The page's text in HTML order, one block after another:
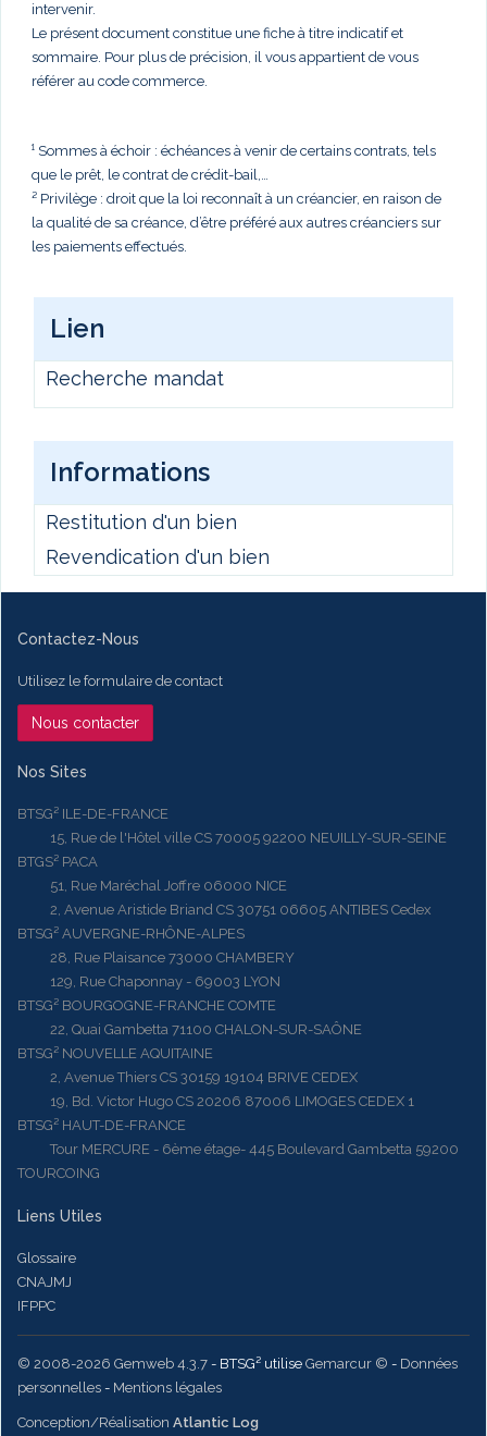
intervenir.
Le présent document constitue une fiche à titre indicatif et
sommaire. Pour plus de précision, il vous appartient de vous
référer au code commerce.
¹ Sommes à échoir : échéances à venir de certains contrats, tels
que le prêt, le contrat de crédit-bail,…
² Privilège : droit que la loi reconnaît à un créancier, en raison de
la qualité de sa créance, d’être préféré aux autres créanciers sur
les paiements effectués.
Lien
Recherche mandat
Informations
Restitution d'un bien
Revendication d'un bien
Contactez-Nous
Utilisez le formulaire de contact
Nous contacter
Nos Sites
BTSG² ILE-DE-FRANCE
15, Rue de l'Hôtel ville CS 70005 92200 NEUILLY-SUR-SEINE
BTGS² PACA
51, Rue Maréchal Joffre 06000 NICE
2, Avenue Aristide Briand CS 30751 06605 ANTIBES Cedex
BTSG² AUVERGNE-RHÔNE-ALPES
28, Rue Plaisance 73000 CHAMBERY
129, Rue Chaponnay - 69003 LYON
BTSG² BOURGOGNE-FRANCHE COMTE
22, Quai Gambetta 71100 CHALON-SUR-SAÔNE
BTSG² NOUVELLE AQUITAINE
2, Avenue Thiers CS 30159 19104 BRIVE CEDEX
19, Bd. Victor Hugo CS 20206 87006 LIMOGES CEDEX 1
BTSG² HAUT-DE-FRANCE
Tour MERCURE - 6ème étage- 445 Boulevard Gambetta 59200
TOURCOING
Liens Utiles
Glossaire
CNAJMJ
IFPPC
© 2008-2026 Gemweb 4.3.7 - BTSG² utilise Gemarcur © - Données
personnelles - Mentions légales
Conception/Réalisation Atlantic Log